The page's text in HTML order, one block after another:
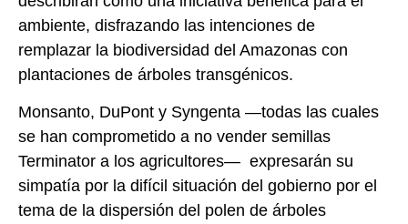
ambiente, disfrazando las intenciones de
remplazar la biodiversidad del Amazonas con
plantaciones de árboles transgénicos.
Monsanto, DuPont y Syngenta —todas las cuales
se han comprometido a no vender semillas
Terminator a los agricultores— expresarán su
simpatía por la difícil situación del gobierno por el
tema de la dispersión del polen de árboles